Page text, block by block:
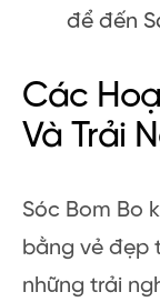
để đến
Các
Và Trải
Sóc Bom Bo
bằng vẻ đẹp
những trải